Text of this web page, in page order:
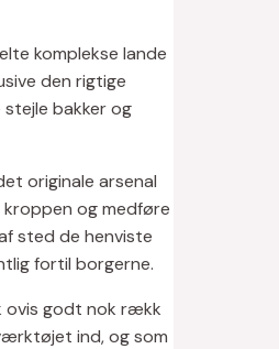
komplekse lande
den rigtige
bakker og
originale arsenal
og medføre
sted de henviste
fortil borgerne.
ovis godt nok rækk
ind, og som